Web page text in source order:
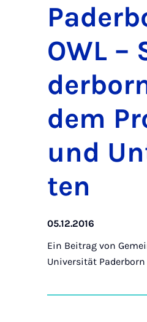
OWL
dem
und
ten
05.12.2016
Ein Beitrag von
Universität Paderborn